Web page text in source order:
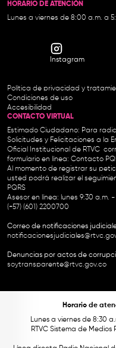
HORARIO DE ATENCIÓN
Lunes a viernes de 8:00 a.m. a
Instagram
Política de privacidad y
Condiciones de uso
Accesibilidad
CONTACTO VIRTUAL
Estimado Ciudadano: Para
Solicitudes y Felicitaciones a la
Oficial Institucional de RTVC
formulario en línea: Contacto
Al momento de registrar su
usted podrá realizar el
PQRS
Asesor en línea: lunes 9:30 a.m. -
(+57) (601) 2200700
Correo de notificaciones
Denuncias por actos de
soytransparente@rtvc.gov.co
Horario de
Lunes a viernes de 8:30
RTVC Sistema de